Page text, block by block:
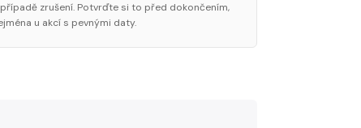
zrušení. Potvrďte si to před dokončením,
u akcí s pevnými daty.